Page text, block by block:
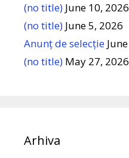
(no title) June 10, 2026
(no title) June 5, 2026
Anunț de selecție
(no title) May 27, 2026
Arhiva